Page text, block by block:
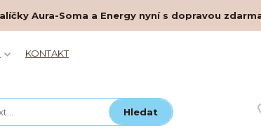
Aura-Soma a Energy nyní s dopravou
KONTAKT
Hledat